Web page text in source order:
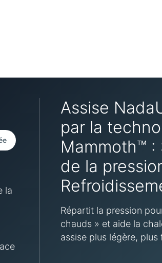
la
Assise
par la
Mammoth™ :
de la
Répartit la pression
chauds » et aide la
assise plus légère,